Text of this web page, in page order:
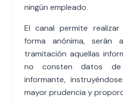
ningún empleado.
El canal permite realizar
forma anónima, serán
tramitación aquellas
no consten datos de
informante,
mayor prudencia y